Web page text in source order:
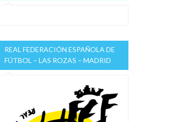
REAL FEDERACIÓN ESPAÑOLA DE
FÚTBOL – LAS ROZAS – MADRID